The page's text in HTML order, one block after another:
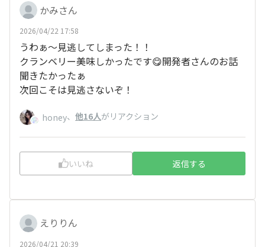
かみさん
2026/04/22 17:58
うわぁ〜見逃してしまった！！
クランベリー美味しかったです😋開発者さんのお話
聞きたかったぁ
次回こそは見逃さないぞ！
honey、 他16人がリアクション
いいね 返信する
えりりん
2026/04/21 20:39